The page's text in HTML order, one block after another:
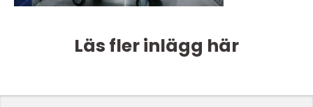
Läs fler inlägg här